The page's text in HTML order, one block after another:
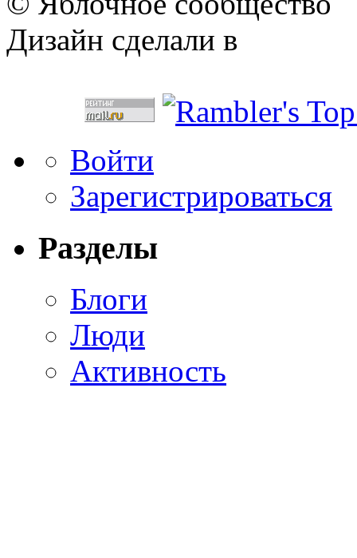
Дизайн сделали в
Войти
Зарегистрироваться
Разделы
Блоги
Люди
Активность